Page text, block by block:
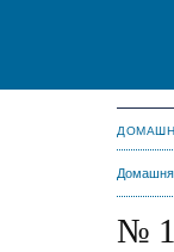
Домашня
№